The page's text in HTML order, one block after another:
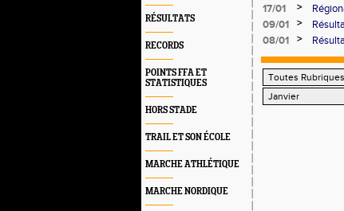
RÉSULTATS
RECORDS
POINTS FFA ET
STATISTIQUES
HORS STADE
TRAIL ET SON ÉCOLE
MARCHE ATHLÉTIQUE
MARCHE NORDIQUE
17/01
>
09/01
>
08/01
>